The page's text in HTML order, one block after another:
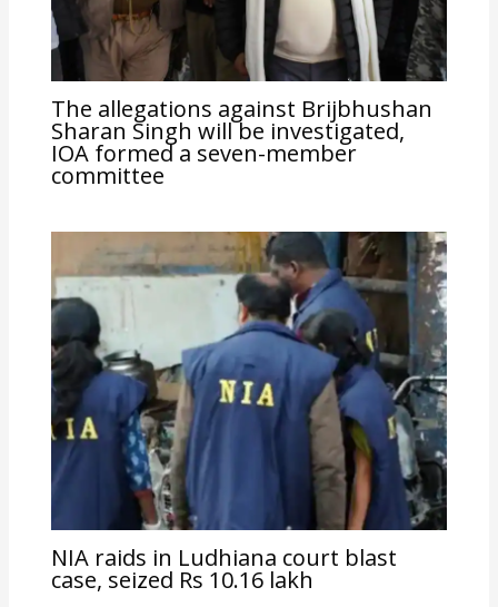
The allegations against Brijbhushan
Sharan Singh will be investigated,
IOA formed a seven-member
committee
NIA raids in Ludhiana court blast
case, seized Rs 10.16 lakh